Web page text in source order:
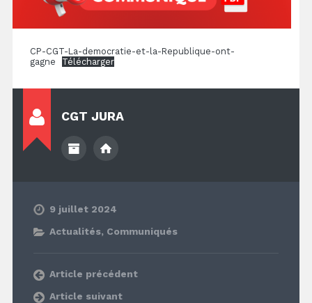
CP-CGT-La-democratie-et-la-Republique-ont-
gagne
Télécharger
CGT JURA
9 juillet 2024
Actualités, Communiqués
Article précédent
Article suivant